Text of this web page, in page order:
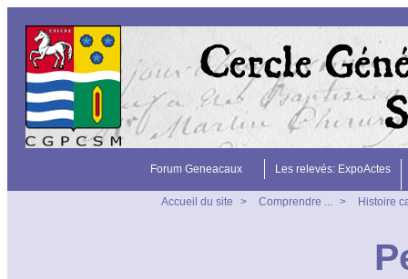
Forum Geneacaux Les relevés: ExpoActes
Accueil du site > Comprendre ... > Histoire